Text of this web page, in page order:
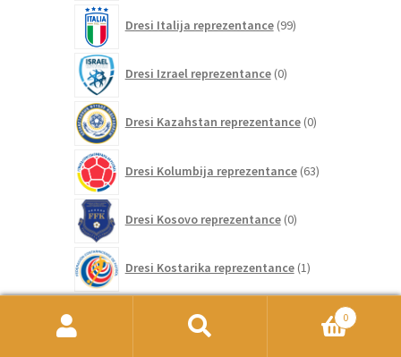
Dresi Italija reprezentance 99izdelkov
Dresi Izrael reprezentance 0izdelkov
Dresi Kazahstan reprezentance 0izdelkov
Dresi Kolumbija reprezentance 63izdelkov
Dresi Kosovo reprezentance 0izdelkov
Dresi Kostarika reprezentance 1izdelek
Dresi Latvija reprezentance
izdelkov 0